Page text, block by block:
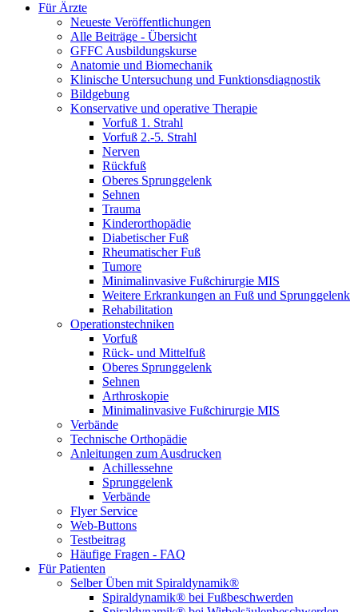
Für Ärzte
Neueste Veröffentlichungen
Alle Beiträge - Übersicht
GFFC Ausbildungskurse
Anatomie und Biomechanik
Klinische Untersuchung und Funktionsdiagnostik
Bildgebung
Konservative und operative Therapie
Vorfuß 1. Strahl
Vorfuß 2.-5. Strahl
Nerven
Rückfuß
Oberes Sprunggelenk
Sehnen
Trauma
Kinderorthopädie
Diabetischer Fuß
Rheumatischer Fuß
Tumore
Minimalinvasive Fußchirurgie MIS
Weitere Erkrankungen an Fuß und Sprunggelenk
Rehabilitation
Operations­techniken
Vorfuß
Rück- und Mittelfuß
Oberes Sprunggelenk
Sehnen
Arthroskopie
Minimalinvasive Fußchirurgie MIS
Verbände
Technische Orthopädie
Anleitungen zum Ausdrucken
Achillessehne
Sprunggelenk
Verbände
Flyer Service
Web-Buttons
Testbeitrag
Häufige Fragen - FAQ
Für Patienten
Selber Üben mit Spiraldynamik®
Spiraldynamik® bei Fußbeschwerden